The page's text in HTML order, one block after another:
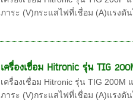
ภาระ (V)กระแสไฟที่เชื่อม (A)แรงดั
เครื่องเชื่อม Hitronic รุ่น TIG
เครื่องเชื่อม Hitronic รุ่น TIG
ภาระ (V)กระแสไฟที่เชื่อม (A)แรงดั